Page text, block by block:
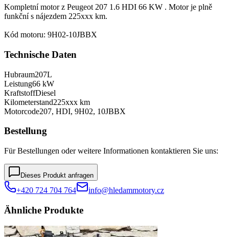
Kompletní motor z Peugeot 207 1.6 HDI 66 KW . Motor je plně
funkční s nájezdem 225xxx km.
Kód motoru: 9H02-10JBBX
Technische Daten
Hubraum207L
Leistung66 kW
KraftstoffDiesel
Kilometerstand225xxx km
Motorcode207, HDI, 9H02, 10JBBX
Bestellung
Für Bestellungen oder weitere Informationen kontaktieren Sie uns:
Dieses Produkt anfragen
+420 724 704 764 info@hledammotory.cz
Ähnliche Produkte